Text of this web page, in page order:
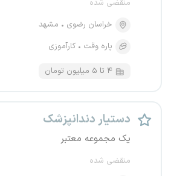
منقضی شده
خراسان رضوی
مشهد
پاره وقت
کارآموزی
۴ تا ۵ میلیون تومان
دستیار دندانپزشک
یک مجموعه معتبر
منقضی شده